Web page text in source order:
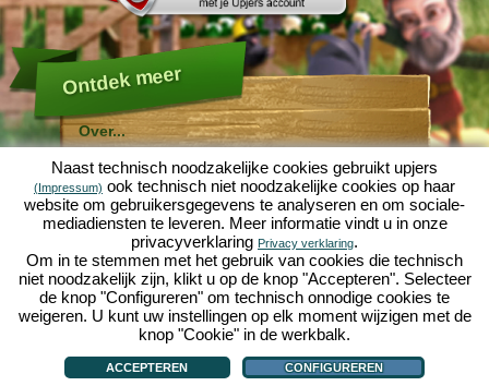
Ontdek meer
Over...
Molehill Empire ...
... is een leuke economische simulatie, die draait om
een microcosmos tuin. Als gratis browersspel speelt
het af in je webbowers, zonder extra downloads of
software!
Met de hulp van een ijverige tuinkabouter, kun je zelf je
eigen tuin van Eden namaken. Sla, wortelen, aardbeien,
spinazie of uien - Je mag zelf beslissen welke planten je
wilt kweken. Bezoek de vriendelijke stedenTuinzicht en
Bloesemdorpom te handelen met andere spelers, het
kopen van nieuwe planten en decoraties om je tuin op
te fleuren, lever aan je klanten en zorg er voor dat je
goede vrienden wordt met je buren... anders wordt je
wakker en is je tuin omgeploegd door een leger mollen!
Forum|Hulp|Contact/Voorwaarden/Privacy|upjers GmbH|Cookies beheren
Naast technisch noodzakelijke cookies gebruikt upjers
(Impressum) ook technisch niet noodzakelijke cookies op haar
website om gebruikersgegevens te analyseren en om sociale-
mediadiensten te leveren. Meer informatie vindt u in onze
privacyverklaring Privacy verklaring.
Om in te stemmen met het gebruik van cookies die technisch
niet noodzakelijk zijn, klikt u op de knop "Accepteren". Selecteer
de knop "Configureren" om technisch onnodige cookies te
weigeren. U kunt uw instellingen op elk moment wijzigen met de
knop "Cookie" in de werkbalk.
ACCEPTEREN CONFIGUREREN